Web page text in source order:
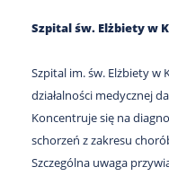
Szpital św. Elżbiety w
Szpital im. św. Elżbiety
działalności medycznej
Koncentruje się na
schorzeń z zakresu
Szczególna uwaga